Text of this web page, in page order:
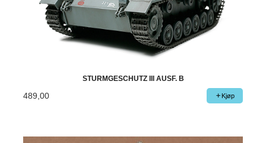
STURMGESCHUTZ III AUSF. B
489,00 Kjøp